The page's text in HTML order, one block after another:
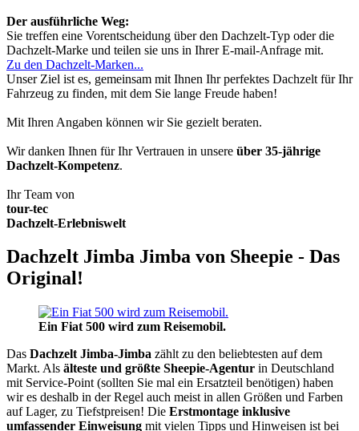
Der ausführliche Weg:
Sie treffen eine Vorentscheidung über den Dachzelt-Typ oder die
Dachzelt-Marke und teilen sie uns in Ihrer E-mail-Anfrage mit.
Zu den Dachzelt-Marken...
Unser Ziel ist es, gemeinsam mit Ihnen Ihr perfektes Dachzelt für Ihr
Fahrzeug zu finden, mit dem Sie lange Freude haben!
Mit Ihren Angaben können wir Sie gezielt beraten.
Wir danken Ihnen für Ihr Vertrauen in unsere über 35-jährige
Dachzelt-Kompetenz.
Ihr Team von
tour-tec
Dachzelt-Erlebniswelt
Dachzelt Jimba Jimba von Sheepie - Das
Original!
Ein Fiat 500 wird zum Reisemobil.
Das Dachzelt Jimba-Jimba zählt zu den beliebtesten auf dem
Markt. Als älteste und größte Sheepie-Agentur in Deutschland
mit Service-Point (sollten Sie mal ein Ersatzteil benötigen) haben
wir es deshalb in der Regel auch meist in allen Größen und Farben
auf Lager, zu Tiefstpreisen! Die Erstmontage inklusive
umfassender Einweisung mit vielen Tipps und Hinweisen ist bei